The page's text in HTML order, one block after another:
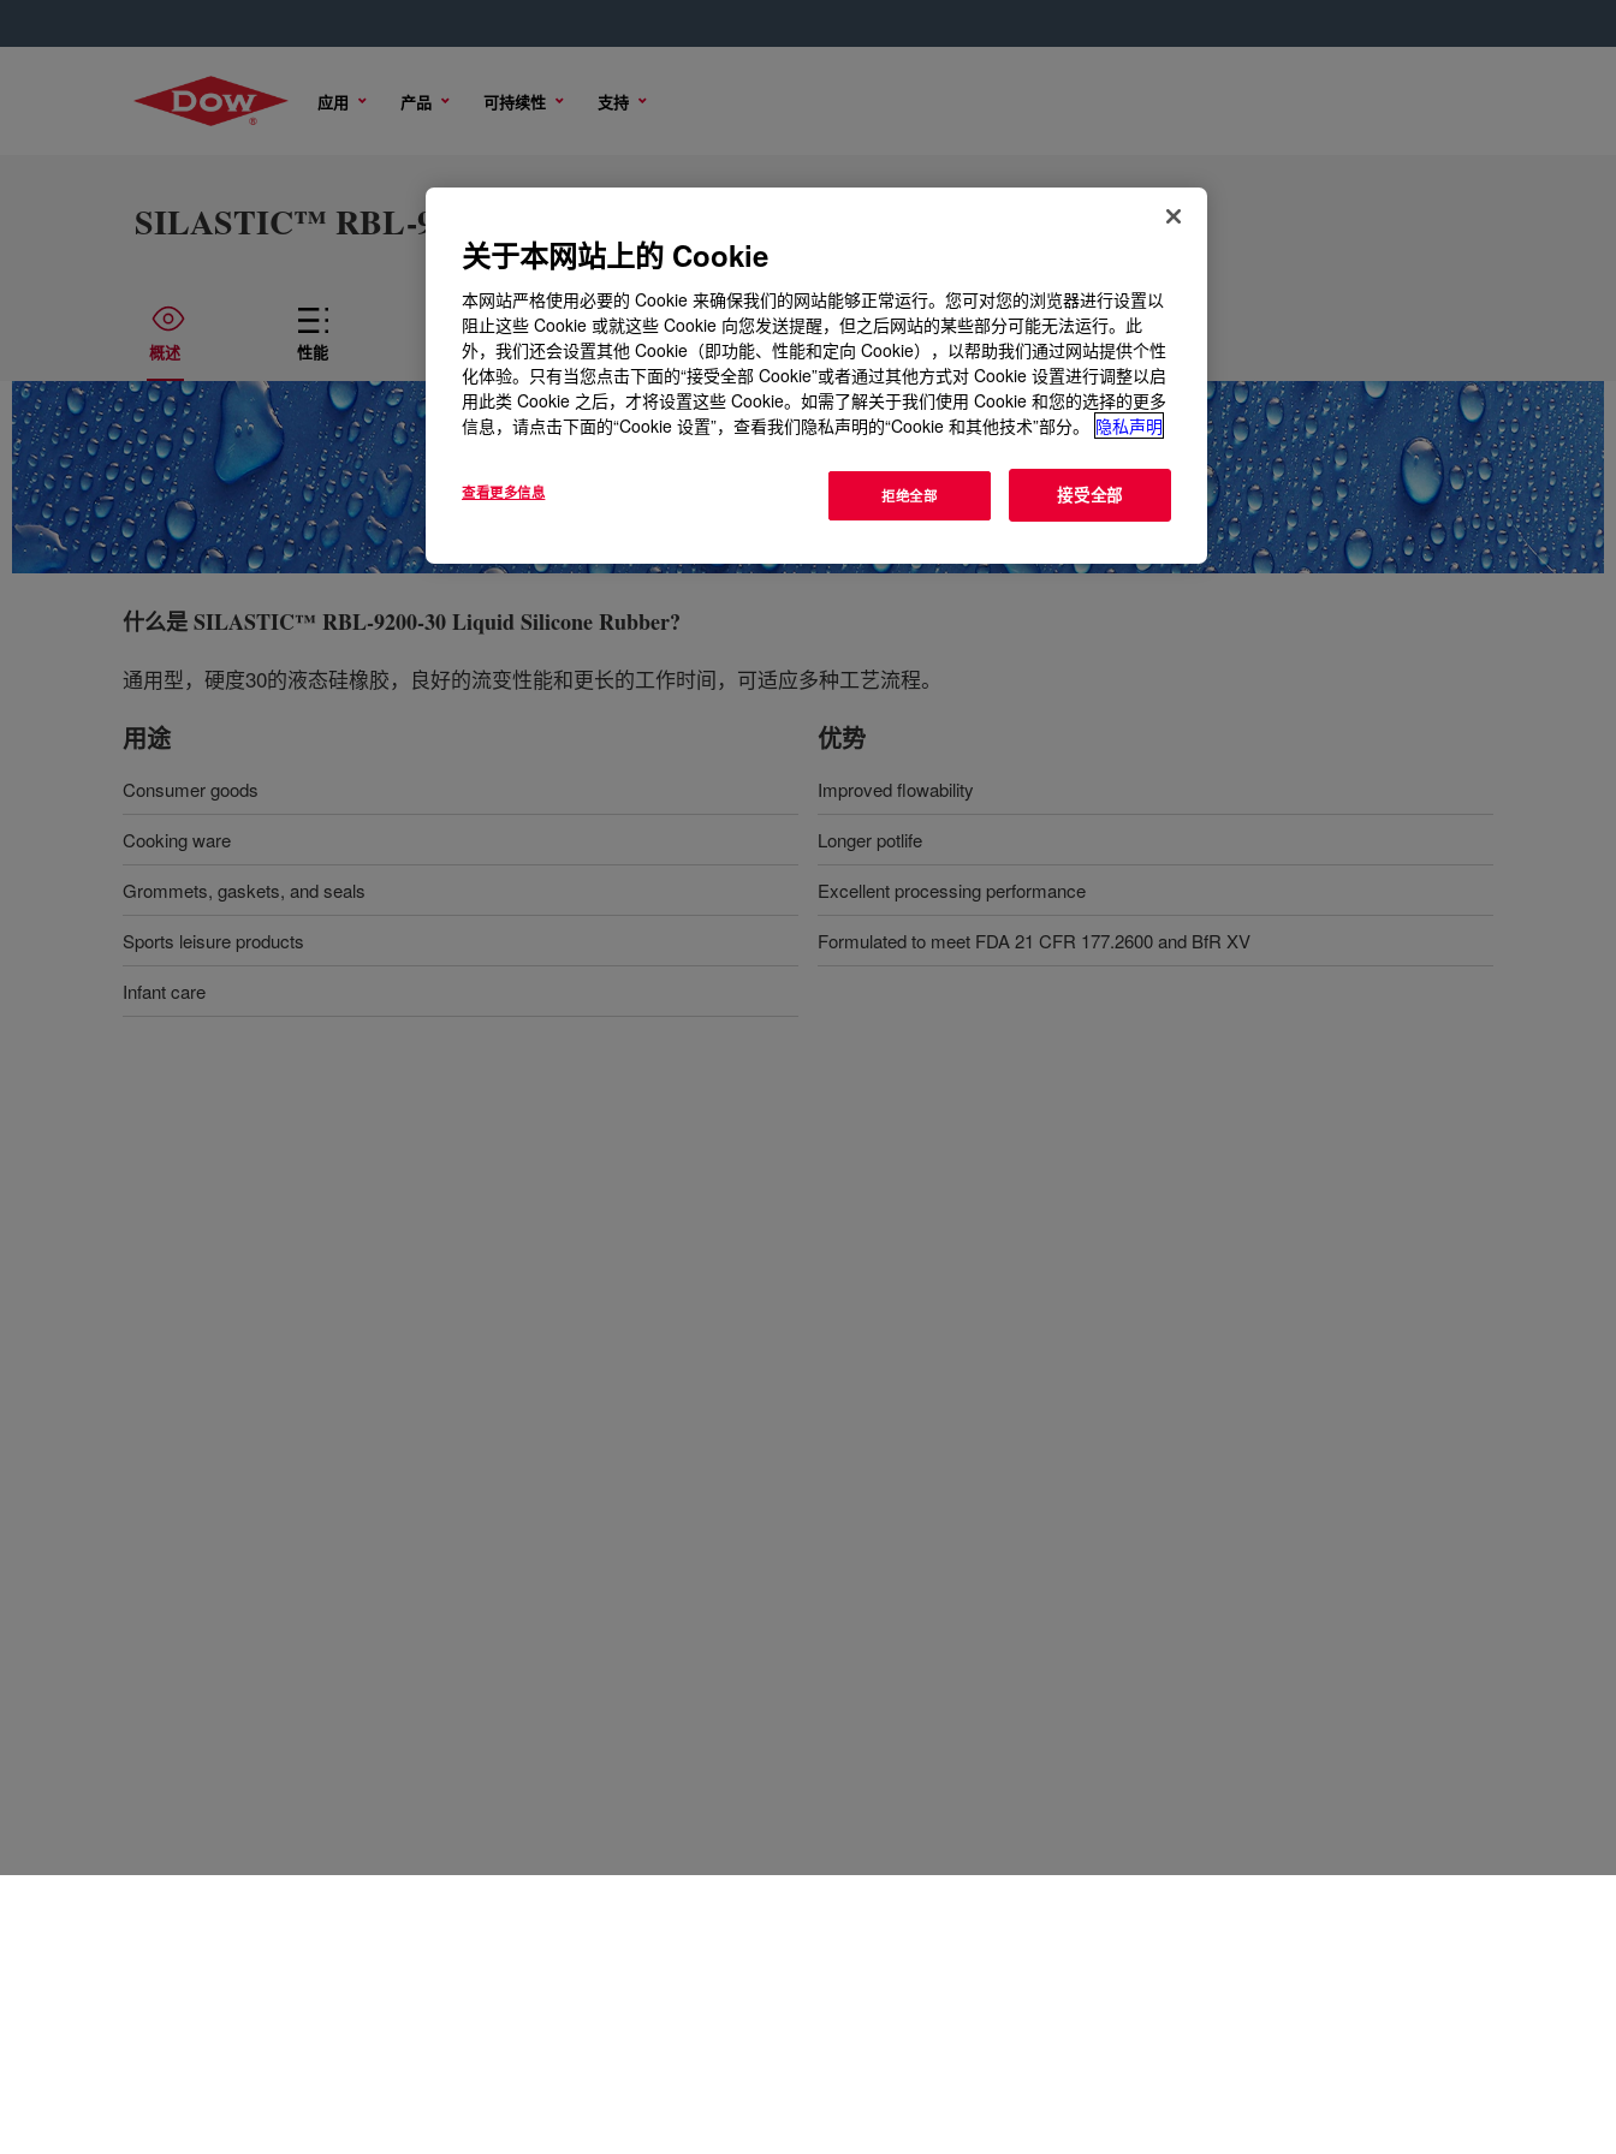
应用 产品 可持续性 支持
SILASTIC™ RBL-9200-30 Liquid Silicone Rubber
概述 性能 技术内容 样品选项 购买选项
什么是SILASTIC™ RBL-9200-30 Liquid Silicone Rubber?
通用型，硬度30的液态硅橡胶，良好的流变性能和更长的工作时间，可适应多种工艺流程。
用途
Consumer goods
Cooking ware
Grommets, gaskets, and seals
Sports leisure products
Infant care
优势
Improved flowability
Longer potlife
Excellent processing performance
Formulated to meet FDA 21 CFR 177.2600 and BfR XV
关于本网站上的 Cookie
本网站严格使用必要的 Cookie 来确保我们的网站能够正常运行。您可对您的浏览器进行设置以
阻止这些 Cookie 或就这些 Cookie 向您发送提醒，但之后网站的某些部分可能无法运行。此
外，我们还会设置其他 Cookie（即功能、性能和定向 Cookie），以帮助我们通过网站提供个性
化体验。只有当您点击下面的“接受全部 Cookie”或者通过其他方式对 Cookie 设置进行调整以启
用此类 Cookie 之后，才将设置这些 Cookie。如需了解关于我们使用 Cookie 和您的选择的更多
信息，请点击下面的“Cookie 设置”，查看我们隐私声明的“Cookie 和其他技术”部分。
隐私声明
查看更多信息 拒绝全部 接受全部